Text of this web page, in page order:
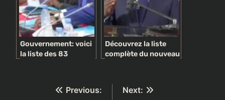
Gouvernement: voici
la liste des 83
Découvrez la liste
complète du nouveau
Navigation
Previous:
Next: